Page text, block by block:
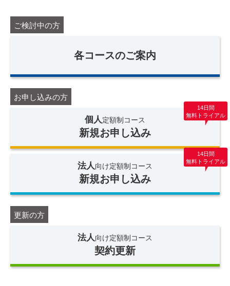
ご検討中の方
各コースのご案内
お申し込みの方
個人定額制コース
新規お申し込み
14日間
無料トライアル
法人向け定額制コース
新規お申し込み
14日間
無料トライアル
更新の方
法人向け定額制コース
契約更新